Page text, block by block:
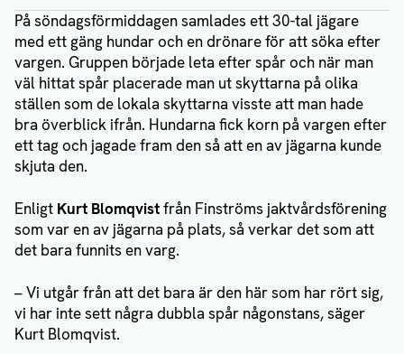
På söndagsförmiddagen samlades ett 30-tal jägare
med ett gäng hundar och en drönare för att söka efter
vargen. Gruppen började leta efter spår och när man
väl hittat spår placerade man ut skyttarna på olika
ställen som de lokala skyttarna visste att man hade
bra överblick ifrån. Hundarna fick korn på vargen efter
ett tag och jagade fram den så att en av jägarna kunde
skjuta den.
Enligt Kurt Blomqvistfrån Finströms jaktvårdsförening
som var en av jägarna på plats, så verkar det som att
det bara funnits en varg.
– Vi utgår från att det bara är den här som har rört sig,
vi har inte sett några dubbla spår någonstans, säger
Kurt Blomqvist.